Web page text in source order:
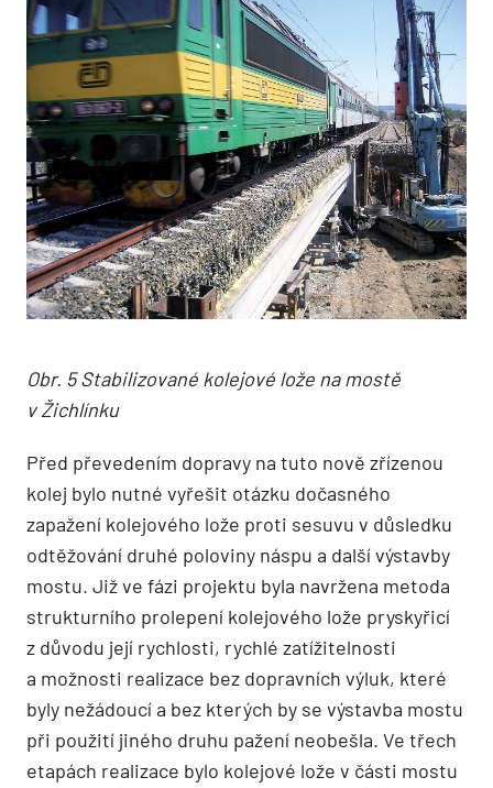
Obr. 5 Stabilizované kolejové lože na mostě
v Žichlínku
Před převedením dopravy na tuto nově zřízenou
kolej bylo nutné vyřešit otázku dočasného
zapažení kolejového lože proti sesuvu v důsledku
odtěžování druhé poloviny náspu a další výstavby
mostu. Již ve fázi projektu byla navržena metoda
strukturního prolepení kolejového lože pryskyřicí
z důvodu její rychlosti, rychlé zatížitelnosti
a možnosti realizace bez dopravních výluk, které
byly nežádoucí a bez kterých by se výstavba mostu
při použití jiného druhu pažení neobešla. Ve třech
etapách realizace bylo kolejové lože v části mostu